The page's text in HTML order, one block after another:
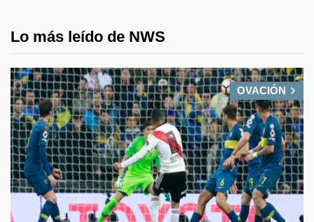
Lo más leído de NWS
OVACIÓN